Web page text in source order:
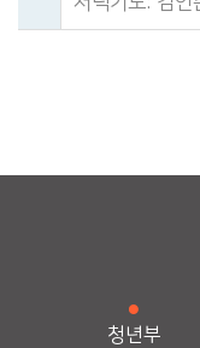
청년부